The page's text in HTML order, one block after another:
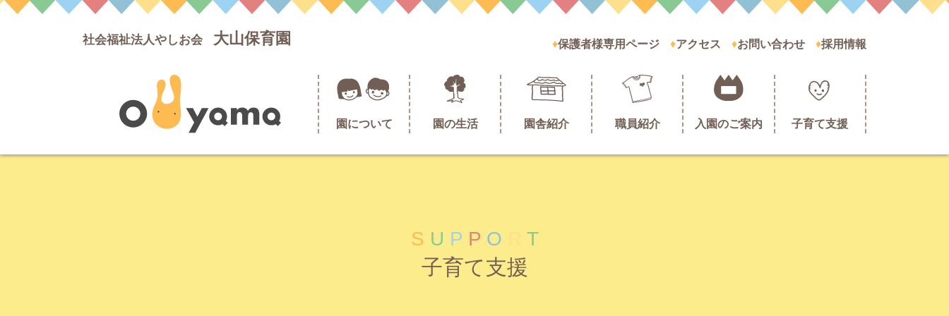
社会福祉法人やしお会 大山保育園 保護者様専用ページ アクセス お問い合わせ 採用情報
園について 園の生活 園舎紹介 職員紹介 入園のご案内 子育て支援
S U P P O T
子育て支援